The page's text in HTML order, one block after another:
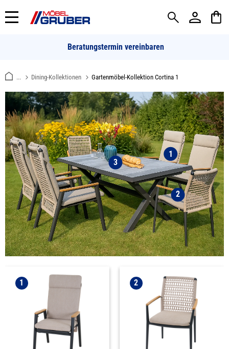
springen
Beratungstermin vereinbaren
... Dining-Kollektionen Gartenmöbel-Kollektion Cortina 1
1
2
3
1 2